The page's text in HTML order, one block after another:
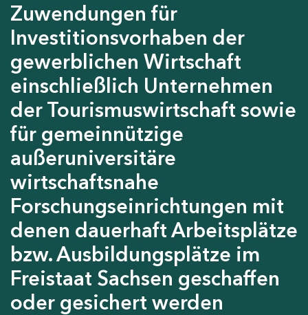
Zuwendungen für
Investitionsvorhaben der
gewerblichen Wirtschaft
einschließlich Unternehmen
der Tourismuswirtschaft sowie
für gemeinnützige
außeruniversitäre
wirtschaftsnahe
Forschungseinrichtungen mit
denen dauerhaft Arbeitsplätze
bzw. Ausbildungsplätze im
Freistaat Sachsen geschaffen
oder gesichert werden